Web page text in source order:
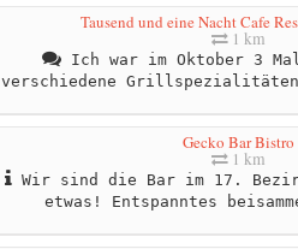
Tausend und eine Nacht Cafe
1 km
Ich war im Oktober 3
verschiedene
Gecko Bar Bistro
1 km
Wir sind die Bar im 17.
etwas! Entspanntes